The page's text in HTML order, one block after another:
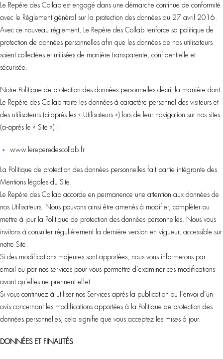
Le Repère des Collab est engagé dans une démarche continue de conformité
avec le Règlement général sur la protection des données du 27 avril 2016.
Avec ce nouveau règlement, Le Repère des Collab renforce sa politique de
protection de données personnelles afin que les données de nos utilisateurs
soient collectées et utilisées de manière transparente, confidentielle et
sécurisée.
Notre Politique de protection des données personnelles décrit la manière dont
Le Repère des Collab traite les données à caractère personnel des visiteurs et
des utilisateurs (ci-après les « Utilisateurs ») lors de leur navigation sur nos sites
(ci-après le « Site ») :
www.lereperedescollab.fr
La Politique de protection des données personnelles fait partie intégrante des
Mentions légales du Site.
Le Repère des Collab accorde en permanence une attention aux données de
nos Utilisateurs. Nous pouvons ainsi être amenés à modifier, compléter ou
mettre à jour la Politique de protection des données personnelles. Nous vous
invitons à consulter régulièrement la dernière version en vigueur, accessible sur
notre Site.
Si des modifications majeures sont apportées, nous vous informerons par
email ou par nos services pour vous permettre d’examiner ces modifications
avant qu’elles ne prennent effet.
Si vous continuez à utiliser nos Services après la publication ou l’envoi d’un
avis concernant les modifications apportées à la Politique de protection des
données personnelles, cela signifie que vous acceptez les mises à jour.
DONNÉES ET FINALITÉS